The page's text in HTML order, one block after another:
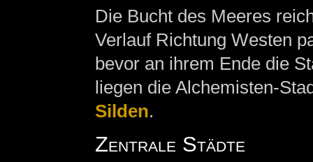
Die Bucht des Meeres
Verlauf Richtung Westen
bevor an ihrem Ende die
liegen die Alchemisten-
Silden.
Zentrale Städte